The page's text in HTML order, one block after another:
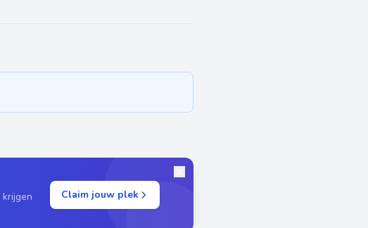
krijgen
Claim jouw plek